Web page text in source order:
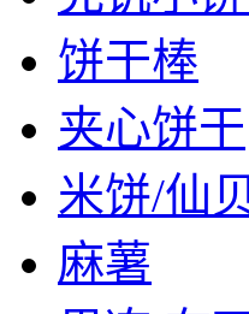
饼干棒
夹心饼干
米饼/仙
麻薯